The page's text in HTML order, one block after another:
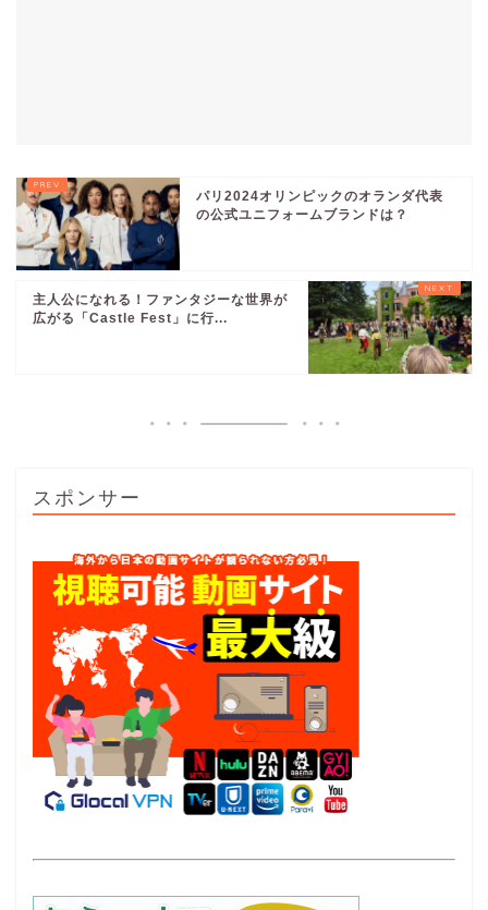
パリ2024オリンピックのオランダ代表
の公式ユニフォームブランドは？
主人公になれる！ファンタジーな世界が
広がる「Castle Fest」に行...
スポンサー